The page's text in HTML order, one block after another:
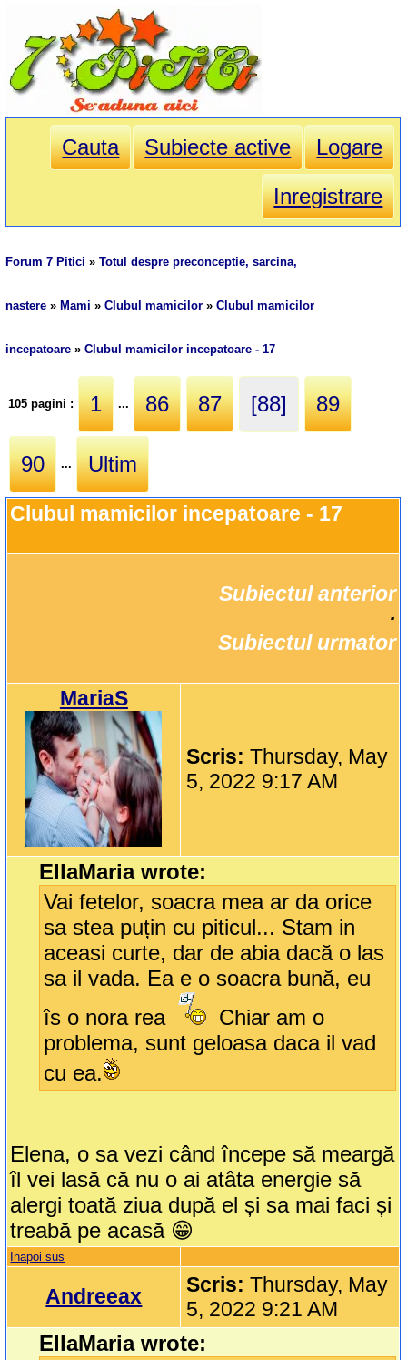
Cauta Subiecte active
Logare
Inregistrare
Forum 7 Pitici »Totul despre preconceptie, sarcina,
nastere » Mami »Clubul mamicilor »Clubul mamicilor
incepatoare »Clubul mamicilor incepatoare - 17
105 pagini : 1 ... 86 87 [88] 89
90 ... Ultim
Clubul mamicilor incepatoare - 17
Subiectul anterior
Subiectul urmator
MariaS
Scris:Thursday, May
5, 2022 9:17 AM
EllaMaria wrote:
Vai fetelor, soacra mea ar da orice
sa stea puțin cu piticul... Stam in
aceasi curte, dar de abia dacă o las
sa il vada. Ea e o soacra bună, eu
îs o nora rea
Chiar am o
problema, sunt geloasa daca il vad
cu ea.
Elena, o sa vezi când începe să meargă
îl vei lasă că nu o ai atâta energie să
alergi toată ziua după el și sa mai faci și
treabă pe acasă 😁
Inapoi sus
Andreeax Scris:Thursday, May
5, 2022 9:21 AM
EllaMaria wrote: